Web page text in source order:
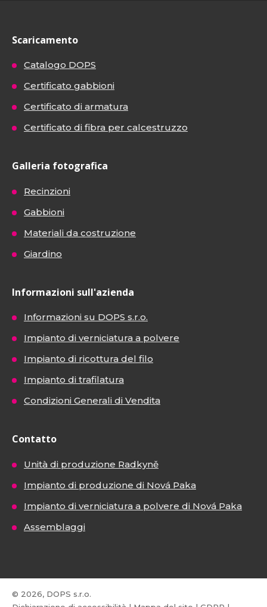
Scaricamento
Catalogo DOPS
Certificato gabbioni
Certificato di armatura
Certificato di fibra per calcestruzzo
Galleria fotografica
Recinzioni
Gabbioni
Materiali da costruzione
Giardino
Informazioni sull'azienda
Informazioni su DOPS s.r.o.
Impianto di verniciatura a polvere
Impianto di ricottura del filo
Impianto di trafilatura
Condizioni Generali di Vendita
Contatto
Unità di produzione Radkyně
Impianto di produzione di Nová Paka
Impianto di verniciatura a polvere di Nová Paka
Assemblaggi
© 2026, DOPS s.r.o.